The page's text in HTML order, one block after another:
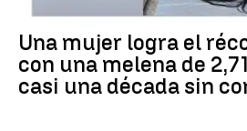
Una mujer logra el
con una melena de
casi una década sin